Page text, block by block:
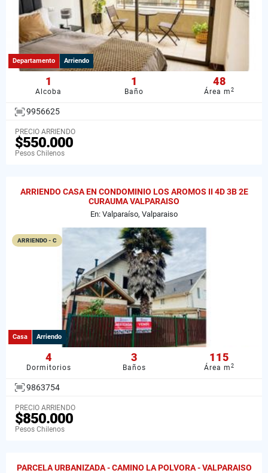
Departamento Arriendo
1
Alcoba
1
Baño
48
Área m2
9956625
PRECIO ARRIENDO
$550.000
Pesos Chilenos
ARRIENDO CASA EN CONDOMINIO LOS AROMOS II 4D 3B 2E
CURAUMA VALPARAISO
En: Valparaíso, Valparaiso
ARRIENDO - C
Casa Arriendo
4
Dormitorios
3
Baños
115
Área m2
9863754
PRECIO ARRIENDO
$850.000
Pesos Chilenos
PARCELA URBANIZADA - CAMINO LA POLVORA - VALPARAISO